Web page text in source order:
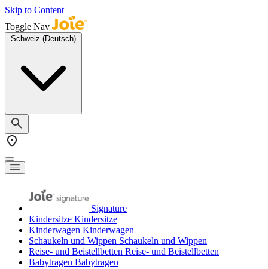
Skip to Content
Toggle Nav
Schweiz (Deutsch)
Signature
Kindersitze Kindersitze
Kinderwagen Kinderwagen
Schaukeln und Wippen Schaukeln und Wippen
Reise- und Beistellbetten Reise- und Beistellbetten
Babytragen Babytragen